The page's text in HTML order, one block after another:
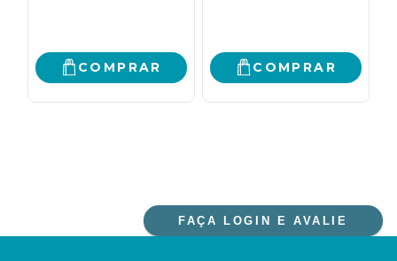
COMPRAR COMPRAR
FAÇA LOGIN E AVALIE